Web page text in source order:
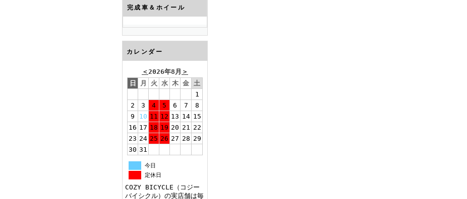
完成車＆ホイール
カレンダー
＜2026年8月 ＞
日
月 火 水 木 金 土
1
2
3 4 5 6 7
8
9
10 11 12 13 14 15
16 17 18 19 20 21 22
23 24 25 26 27 28 29
30 31
今日
定休日
COZY BICYCLE（コジー
バイシクル）の実店舗は毎